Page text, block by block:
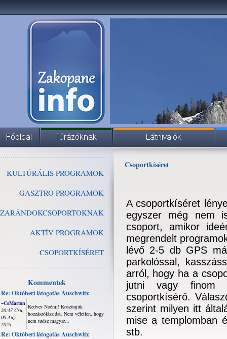
KULTÚRÁLIS PROGRAMOK
GASZTRO PROGRAMOK
ZARÁNDOKCSOPORTOKNAK
AKTÍV PROGRAMOK
CSOPORTKÍSÉRET
Kommentek
Re: Októberi látogatás Auschwitz
~CsMarton
20:37 Csü,
06 Aug
2026
Kedves Noémi! Köszönjük
hozzászólásaidat. Nem véletlen, hogy
nem tudsz magyar...
Re: Októberi látogatás Auschwitz
Csoportkíséret
A csoportkíséret
egyszer még nem
csoport, amikor
megrendelt
lévő 2-5 db GPS
parkolóssal,
arról, hogy ha a
jutni vagy
csoportkísérő.
szerint milyen itt
mise a templomban
stb.